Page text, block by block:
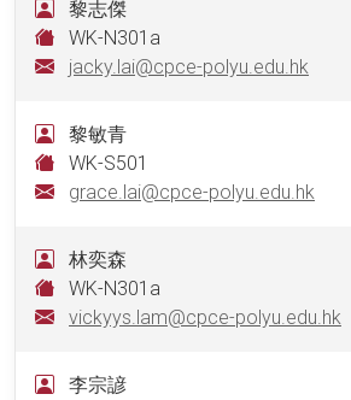
黎志傑
WK-N301a
jacky.lai@cpce-polyu.edu.hk
黎敏青
WK-S501
grace.lai@cpce-polyu.edu.hk
林奕森
WK-N301a
vickyys.lam@cpce-polyu.edu.hk
李宗諺